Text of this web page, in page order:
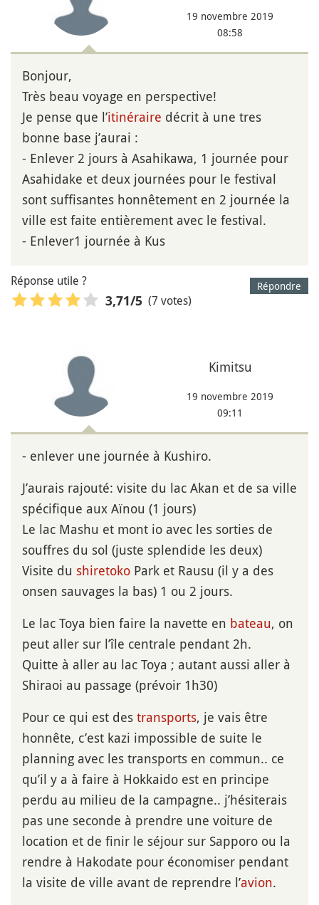
19 novembre 2019
08:58
Bonjour,
Très beau voyage en perspective!
Je pense que l’itinéraire décrit à une tres
bonne base j’aurai :
- Enlever 2 jours à Asahikawa, 1 journée pour
Asahidake et deux journées pour le festival
sont suffisantes honnêtement en 2 journée la
ville est faite entièrement avec le festival.
- Enlever1 journée à Kus
Répondre
Réponse utile ?
3,71/5 (7 votes)
Kimitsu
19 novembre 2019
09:11
- enlever une journée à Kushiro.
J’aurais rajouté: visite du lac Akan et de sa ville
spécifique aux Aïnou (1 jours)
Le lac Mashu et mont io avec les sorties de
souffres du sol (juste splendide les deux)
Visite du shiretoko Park et Rausu (il y a des
onsen sauvages la bas) 1 ou 2 jours.
Le lac Toya bien faire la navette en bateau, on
peut aller sur l’île centrale pendant 2h.
Quitte à aller au lac Toya ; autant aussi aller à
Shiraoi au passage (prévoir 1h30)
Pour ce qui est des transports, je vais être
honnête, c’est kazi impossible de suite le
planning avec les transports en commun.. ce
qu’il y a à faire à Hokkaido est en principe
perdu au milieu de la campagne.. j’hésiterais
pas une seconde à prendre une voiture de
location et de finir le séjour sur Sapporo ou la
rendre à Hakodate pour économiser pendant
la visite de ville avant de reprendre l’avion.